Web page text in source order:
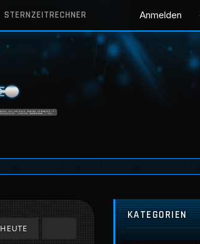
STERNZEITRECHNER Anmelden
HEUTE
KATEGORIEN